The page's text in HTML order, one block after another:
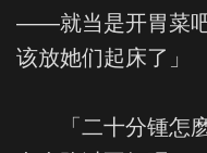
——就当是开胃菜
该放她们起床了」
「二十分锺怎